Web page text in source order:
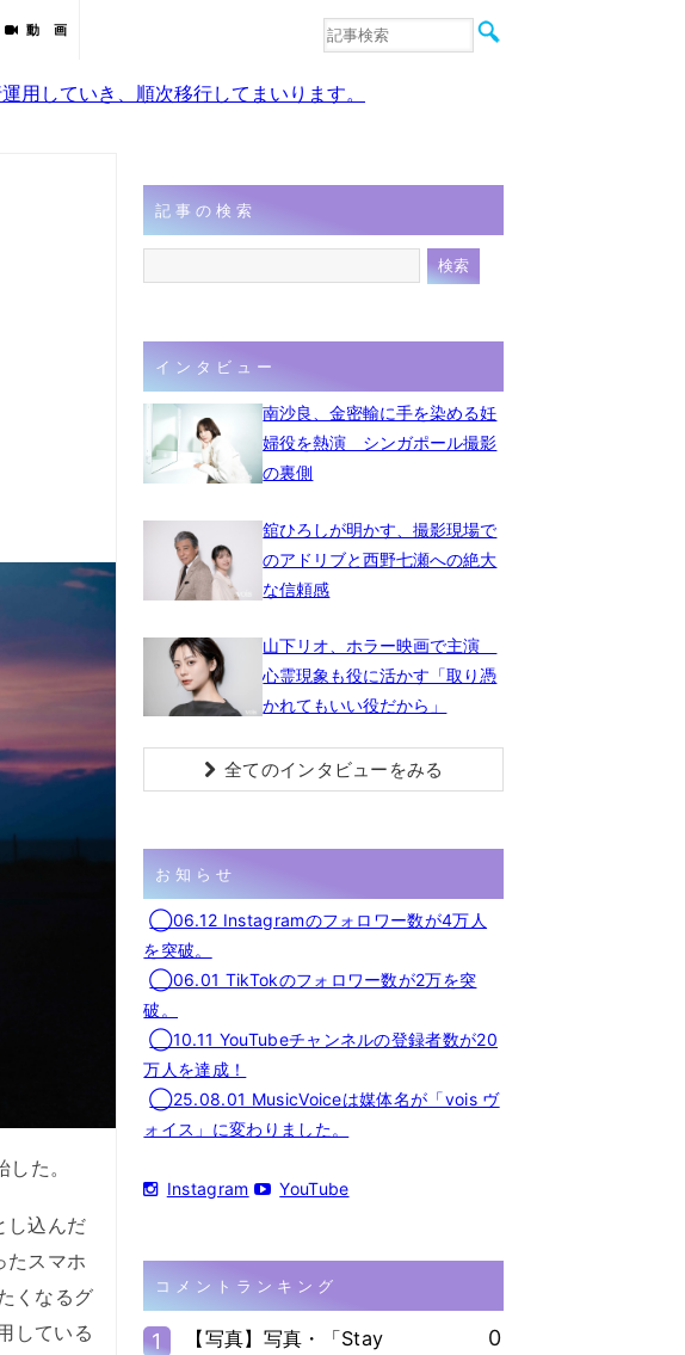
動 画
音楽
していき、順次移行してまいります。
た。
し込んだ
たスマホ
くなるグ
している
記事の検索
インタビュー
南沙良、金密輸に手を染める妊
婦役を熱演 シンガポール撮影
の裏側
舘ひろしが明かす、撮影現場で
のアドリブと西野七瀬への絶大
な信頼感
山下リオ、ホラー映画で主演
心霊現象も役に活かす「取り憑
かれてもいい役だから」
全てのインタビューをみる
お知らせ
◯06.12 Instagramのフォロワー数が4万人
を突破。
◯06.01 TikTokのフォロワー数が2万を突
破。
◯10.11 YouTubeチャンネルの登録者数が20
万人を達成！
◯25.08.01 MusicVoiceは媒体名が「vois ヴ
ォイス」に変わりました。
Instagram YouTube
コメントランキング
1
【写真】写真・「Stay
0